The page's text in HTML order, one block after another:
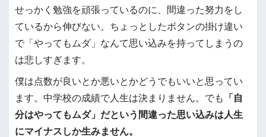
せっかく勉強を頑張っているのに、間違った努力をし
ているから伸びない。ちょっとしたボタンの掛け違い
で「やってもムダ」なんて思い込みを持ってしまうの
は悲しすぎます。
僕は点数が良いとか悪いとかどうでもいいと思ってい
ます。中学校の成績で人生は決まりません。でも
「自
分はやってもムダ」だという間違った思い込みは人生
にマイナスしか生みません。